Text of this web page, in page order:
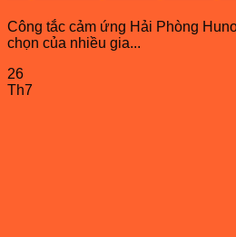
Công tắc cảm ứng Hải Phòng
chọn của nhiều gia...
26
Th7